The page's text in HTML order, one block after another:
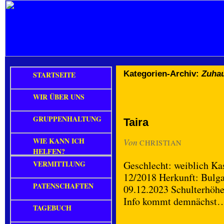
Kategorien-Archiv:
Taira
Von CHRISTIAN
Geschlecht: weiblich
12/2018 Herkunft:
09.12.2023
Info kommt
STARTSEITE
WIR ÜBER UNS
GRUPPENHALTUNG
WIE KANN ICH
HELFEN?
VERMITTLUNG
PATENSCHAFTEN
TAGEBUCH